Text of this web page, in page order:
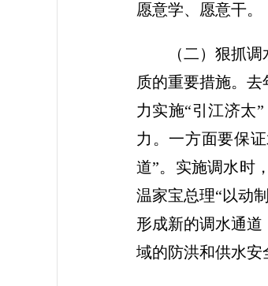
愿意学、愿意干。
（二）狠抓调水
质的重要措施。
力实施“引江济太
力。一方面要保
道”。实施调水时
温家宝总理“以动
形成新的调水通
域的防洪和供水安